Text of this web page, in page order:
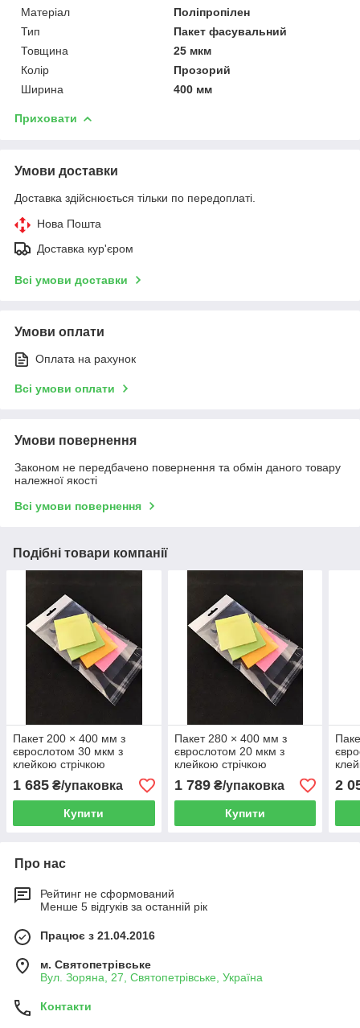
Матеріал
Поліпропілен
Тип
Пакет фасувальний
Товщина
25 мкм
Колір
Прозорий
Ширина
400 мм
Приховати
Умови доставки
Доставка здійснюється тільки по передоплаті.
Нова Пошта
Доставка кур'єром
Всі умови доставки
Умови оплати
Оплата на рахунок
Всі умови оплати
Умови повернення
Законом не передбачено повернення та обмін даного товару
належної якості
Всі умови повернення
Подібні товари компанії
Пакет 200 × 400 мм з
єврослотом 30 мкм з
клейкою стрічкою
поліпропіленовий БОПП
1000 шт
1 685 ₴/упаковка
Купити
Пакет 280 × 400 мм з
єврослотом 20 мкм з
клейкою стрічкою
поліпропіленовий БОПП
1000 шт
1 789₴/упаковка
Купити
2
Про нас
Рейтинг не сформований
Менше 5 відгуків за останній рік
Працює з 21.04.2016
м. Святопетрівське
Вул. Зоряна, 27, Святопетрівське, Україна
Контакти